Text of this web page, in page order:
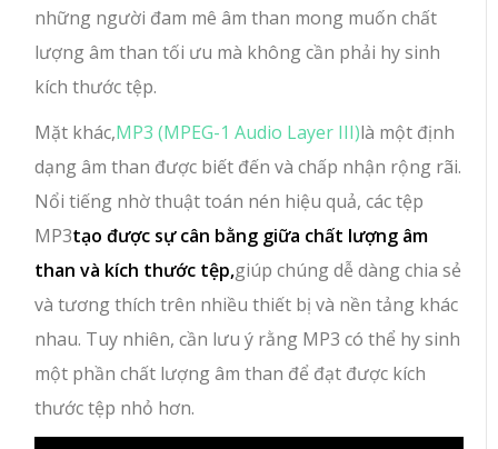
những người đam mê âm than mong muốn chất
lượng âm than tối ưu mà không cần phải hy sinh
kích thước tệp.
Mặt khác,MP3 (MPEG-1 Audio Layer III)là một định
dạng âm than được biết đến và chấp nhận rộng rãi.
Nổi tiếng nhờ thuật toán nén hiệu quả, các tệp
MP3tạo được sự cân bằng giữa chất lượng âm
than và kích thước tệp,giúp chúng dễ dàng chia sẻ
và tương thích trên nhiều thiết bị và nền tảng khác
nhau. Tuy nhiên, cần lưu ý rằng MP3 có thể hy sinh
một phần chất lượng âm than để đạt được kích
thước tệp nhỏ hơn.